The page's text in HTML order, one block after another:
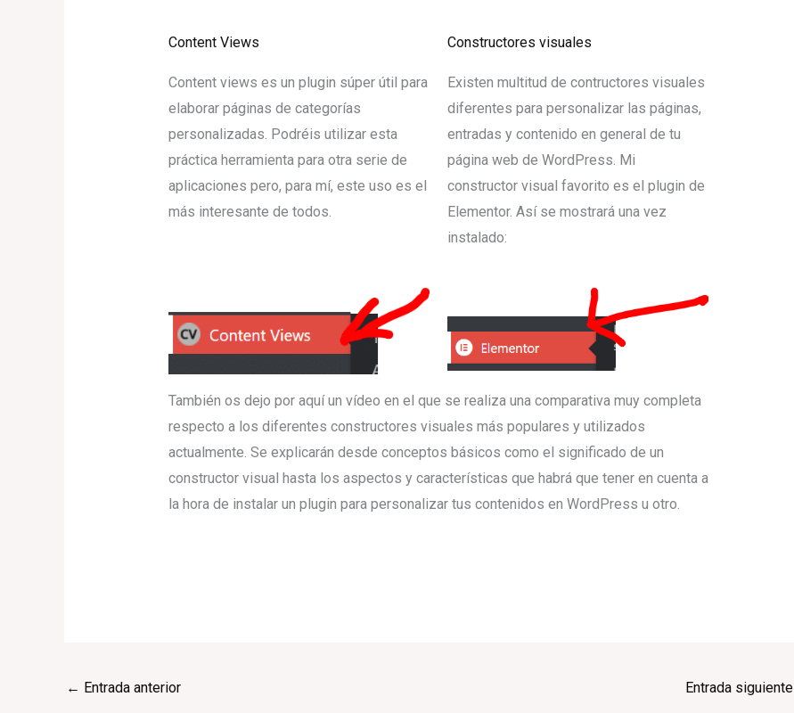
Content Views Constructores visuales
Content views es un plugin súper útil para
elaborar páginas de categorías
personalizadas. Podréis utilizar esta
práctica herramienta para otra serie de
aplicaciones pero, para mí, este uso es el
más interesante de todos.
Existen multitud de contructores visuales
diferentes para personalizar las páginas,
entradas y contenido en general de tu
página web de WordPress. Mi
constructor visual favorito es el plugin de
Elementor. Así se mostrará una vez
instalado:
También os dejo por aquí un vídeo en el que se realiza una comparativa muy completa
respecto a los diferentes constructores visuales más populares y utilizados
actualmente. Se explicarán desde conceptos básicos como el significado de un
constructor visual hasta los aspectos y características que habrá que tener en cuenta a
la hora de instalar un plugin para personalizar tus contenidos en WordPress u otro.
← Entrada anterior Entrada siguiente